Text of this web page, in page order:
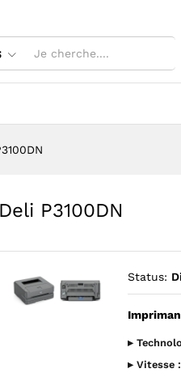
P3100DN
Agrandir l’image :
Agrandir l’image :
Status:
▸
▸ Vitesse :